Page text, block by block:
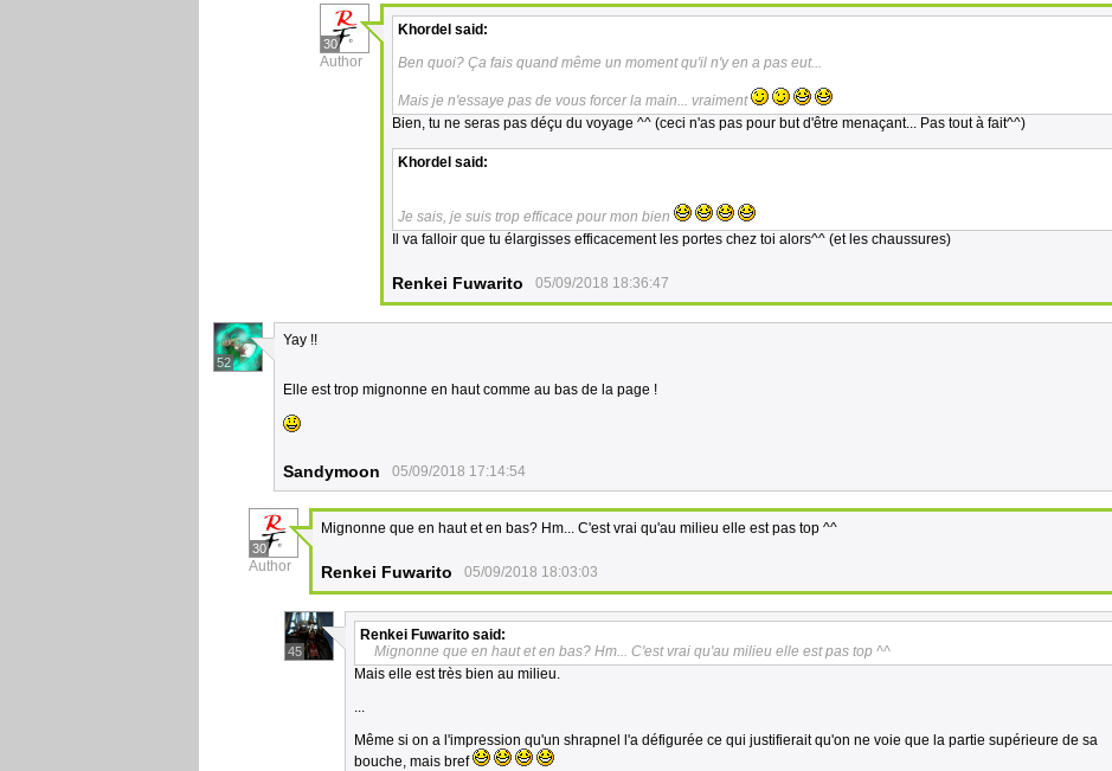
30
Author
Khordel said:
Ben quoi? Ça fais quand même un moment qu'il n'y en a pas eut...
Mais je n'essaye pas de vous forcer la main... vraiment
Bien, tu ne seras pas déçu du voyage ^^ (ceci n'as pas pour but d'être menaçant... Pas tout à fait^^)
Khordel said:
Je sais, je suis trop efficace pour mon bien
Il va falloir que tu élargisses efficacement les portes chez toi alors^^ (et les chaussures)
Renkei Fuwarito 05/09/2018 18:36:47
52
Yay !!
Elle est trop mignonne en haut comme au bas de la page !
Sandymoon 05/09/2018 17:14:54
30
Author
Mignonne que en haut et en bas? Hm... C'est vrai qu'au milieu elle est pas top ^^
Renkei Fuwarito 05/09/2018 18:03:03
45
Renkei Fuwarito said:
Mignonne que en haut et en bas? Hm... C'est vrai qu'au milieu elle est pas top ^^
Mais elle est très bien au milieu.
...
Même si on a l'impression qu'un shrapnel l'a défigurée ce qui justifierait qu'on ne voie que la partie supérieure de sa
bouche, mais bref